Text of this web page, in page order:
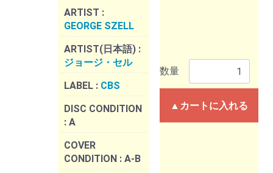
ARTIST :
GEORGE SZELL
ARTIST(日本語) :
ジョージ・セル
LABEL : CBS
DISC CONDITION
: A
COVER
CONDITION : A-B
数量
▲カートに入れる